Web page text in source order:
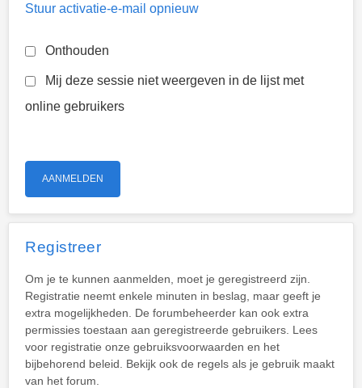
Stuur activatie-e-mail opnieuw
Onthouden
Mij deze sessie niet weergeven in de lijst met
online gebruikers
Registreer
Om je te kunnen aanmelden, moet je geregistreerd zijn.
Registratie neemt enkele minuten in beslag, maar geeft je
extra mogelijkheden. De forumbeheerder kan ook extra
permissies toestaan aan geregistreerde gebruikers. Lees
voor registratie onze gebruiksvoorwaarden en het
bijbehorend beleid. Bekijk ook de regels als je gebruik maakt
van het forum.